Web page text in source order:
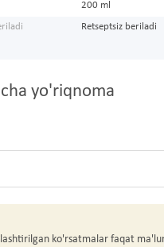
200 ml
Retseptsiz beriladi
yo'riqnoma
ko'rsatmalar faqat